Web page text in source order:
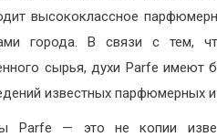
высококлассное
города. В связи с тем,
сырья, духи Parfe имеют
известных парфюмерных
Parfe — это не копии